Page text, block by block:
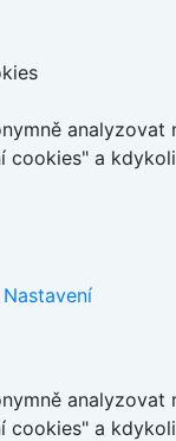
a
Nastavení
a